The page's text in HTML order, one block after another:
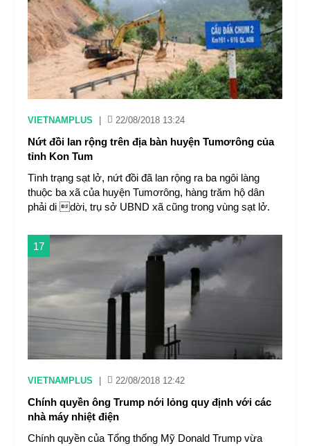
VIETNAMPLUS 22/08/2018 13:24
Nứt đồi lan rộng trên địa bàn huyện Tumơrông của
tỉnh Kon Tum
Tình trạng sạt lở, nứt đồi đã lan rộng ra ba ngôi làng
thuộc ba xã của huyện Tumơrông, hàng trăm hộ dân
phải di dời, trụ sở UBND xã cũng trong vùng sạt lở.
17
VIETNAMPLUS 22/08/2018 12:42
Chính quyền ông Trump nới lỏng quy định với các
nhà máy nhiệt điện
Chính quyền của Tổng thống Mỹ Donald Trump vừa